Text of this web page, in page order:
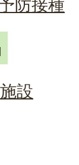
防接種
設